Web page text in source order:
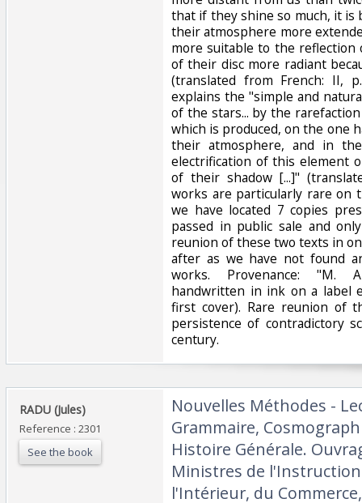
that if they shine so much, it is
their atmosphere more
more suitable to the reflection
of their disc more radiant
(translated from French: II,
explains the "simple and
of the stars... by the
which is produced, on the one
their atmosphere, and in
electrification of this element
of their shadow [...]"
works are particularly rare on
we have located 7 copies
passed in public sale and
reunion of these two texts in
after as we have not found
works. Provenance: "M.
handwritten in ink on a label
first cover). Rare reunion of
persistence of contradictory
century.‎
‎RADU (Jules) ‎
Reference : 2301
See the book
‎Nouvelles Méthodes -
Grammaire,
Histoire Générale.
Ministres de
l'Intérieur, du